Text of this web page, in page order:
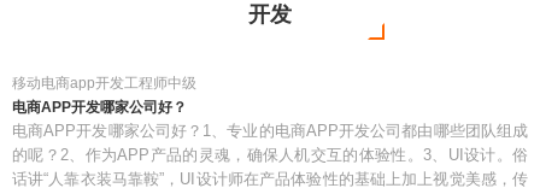
开发
移动电商app开发工程师中级
电商APP开发哪家公司好？
电商APP开发哪家公司好？1、专业的电商APP开发公司都由哪些团队组成
的呢？2、作为APP产品的灵魂，确保人机交互的体验性。3、UI设计。俗
话讲“人靠衣装马靠鞍”，UI设计师在产品体验性的基础上加上视觉美感，传